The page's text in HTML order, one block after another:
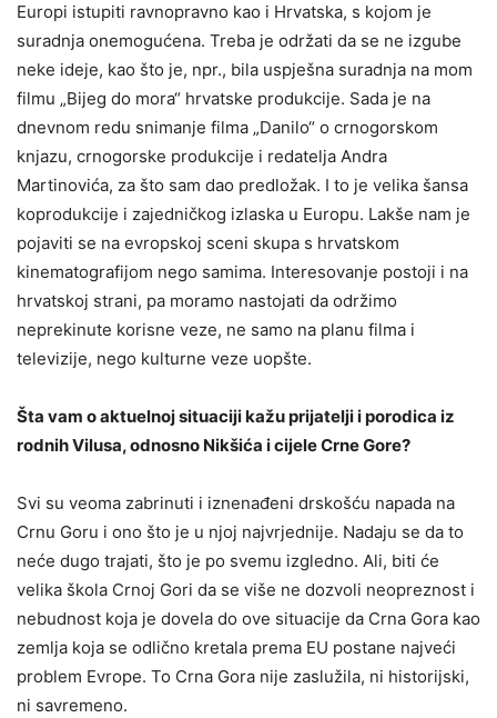
Europi istupiti ravnopravno kao i Hrvatska, s kojom je
suradnja onemogućena. Treba je održati da se ne izgube
neke ideje, kao što je, npr., bila uspješna suradnja na mom
filmu „Bijeg do mora“ hrvatske produkcije. Sada je na
dnevnom redu snimanje filma „Danilo“ o crnogorskom
knjazu, crnogorske produkcije i redatelja Andra
Martinovića, za što sam dao predložak. I to je velika šansa
koprodukcije i zajedničkog izlaska u Europu. Lakše nam je
pojaviti se na evropskoj sceni skupa s hrvatskom
kinematografijom nego samima. Interesovanje postoji i na
hrvatskoj strani, pa moramo nastojati da održimo
neprekinute korisne veze, ne samo na planu filma i
televizije, nego kulturne veze uopšte.
Šta vam o aktuelnoj situaciji kažu prijatelji i porodica iz
rodnih Vilusa, odnosno Nikšića i cijele Crne Gore?
Svi su veoma zabrinuti i iznenađeni drskošću napada na
Crnu Goru i ono što je u njoj najvrjednije. Nadaju se da to
neće dugo trajati, što je po svemu izgledno. Ali, biti će
velika škola Crnoj Gori da se više ne dozvoli neopreznost i
nebudnost koja je dovela do ove situacije da Crna Gora kao
zemlja koja se odlično kretala prema EU postane najveći
problem Evrope. To Crna Gora nije zaslužila, ni historijski,
ni savremeno.